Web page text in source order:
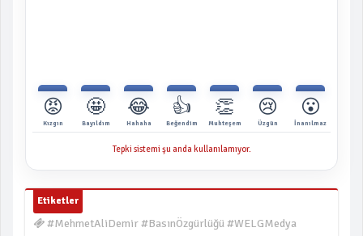
😡
Kızgın
🤩
Bayıldım
😂
Hahaha
👍
Beğendim
👏
Muhteşem
😢
Üzgün
😮
İnanılmaz
Tepki sistemi şu anda kullanılamıyor.
Etiketler
#MehmetAliDemir #BasınÖzgürlüğü #WELGMedya